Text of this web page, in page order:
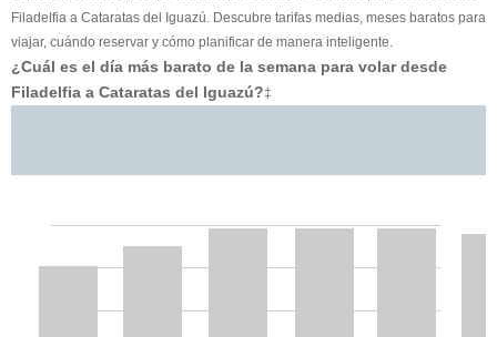
Filadelfia a Cataratas del Iguazú. Descubre tarifas medias, meses baratos para
viajar, cuándo reservar y cómo planificar de manera inteligente.
¿Cuál es el día más barato de la semana para volar desde
Filadelfia a Cataratas del Iguazú?‡